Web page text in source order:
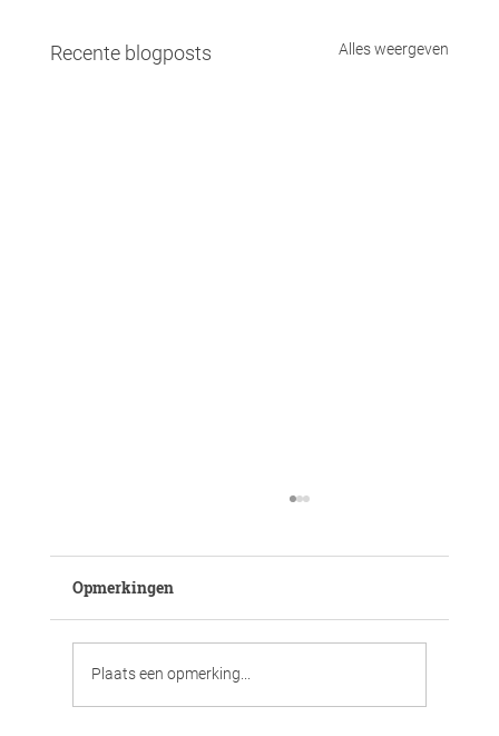
Recente blogposts Alles weergeven
Opmerkingen
Plaats een opmerking...